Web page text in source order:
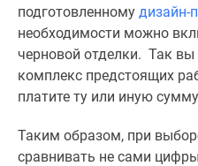
подготовленному дизайн-
необходимости можно
черновой отделки. Так вы
комплекс предстоящих
платите ту или иную
Таким образом, при
сравнивать не сами